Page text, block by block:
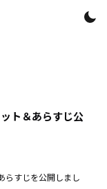
ット＆あらすじ公
らすじを公開しまし